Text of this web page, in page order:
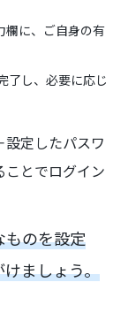
に、ご自身の有
了し、必要に応じ
定したパスワ
とでログイン
ものを設定
ましょう。